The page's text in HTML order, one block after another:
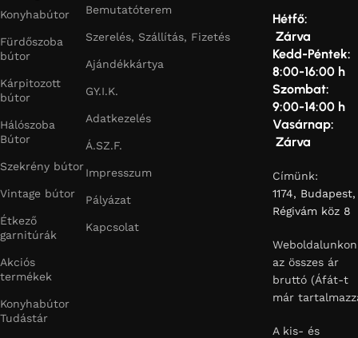
Konyhabútor
Fürdőszoba
bútor
Kárpitozott
bútor
Hálószoba
Bútor
Szekrény bútor
Vintage bútor
Étkező
garnitúrák
Akciós
termékek
Konyhabútor
Tudástár
Bemutatóterem
Szerelés, Szállítás, Fizetés
Ajándékkártya
GY.I.K.
Adatkezelés
Á.SZ.F.
Impresszum
Pályázat
Kapcsolat
Hétfő:
Zárva
Kedd-Péntek:
8:00-16:00 h
Szombat:
9:00-14:00 h
Vasárnap:
Zárva
Címünk:
1174, Budapest,
Régivám köz 8
Weboldalunkon
az összes ár
bruttó (Áfát-t
már
A kis- és